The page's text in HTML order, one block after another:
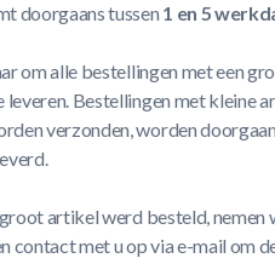
doorgaans tussen 1 en 5
om alle bestellingen met een
leveren. Bestellingen met kleine
verzonden, worden
artikel werd besteld, nemen
contact met u op via e-mail om